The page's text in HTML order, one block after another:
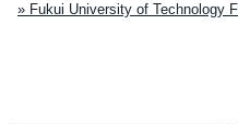
» Fukui University of Technology